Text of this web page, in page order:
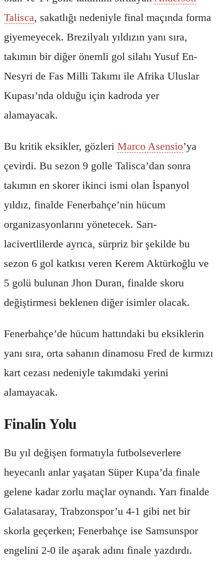
Talisca, sakatlığı nedeniyle final maçında forma
giyemeyecek. Brezilyalı yıldızın yanı sıra,
takımın bir diğer önemli gol silahı Yusuf En-
Nesyri de Fas Milli Takımı ile Afrika Uluslar
Kupası’nda olduğu için kadroda yer
alamayacak.
Bu kritik eksikler, gözleri Marco Asensio’ya
çevirdi. Bu sezon 9 golle Talisca’dan sonra
takımın en skorer ikinci ismi olan İspanyol
yıldız, finalde Fenerbahçe’nin hücum
organizasyonlarını yönetecek. Sarı-
lacivertlilerde ayrıca, sürpriz bir şekilde bu
sezon 6 gol katkısı veren Kerem Aktürkoğlu ve
5 golü bulunan Jhon Duran, finalde skoru
değiştirmesi beklenen diğer isimler olacak.
Fenerbahçe’de hücum hattındaki bu eksiklerin
yanı sıra, orta sahanın dinamosu Fred de kırmızı
kart cezası nedeniyle takımdaki yerini
alamayacak.
Finalin Yolu
Bu yıl değişen formatıyla futbolseverlere
heyecanlı anlar yaşatan Süper Kupa’da finale
gelene kadar zorlu maçlar oynandı. Yarı finalde
Galatasaray, Trabzonspor’u 4-1 gibi net bir
skorla geçerken; Fenerbahçe ise Samsunspor
engelini 2-0 ile aşarak adını finale yazdırdı.